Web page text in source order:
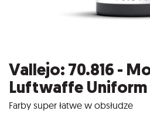
Vallejo: 70.816 -
Luftwaffe Uniform
Farby super łatwe w obsłudze